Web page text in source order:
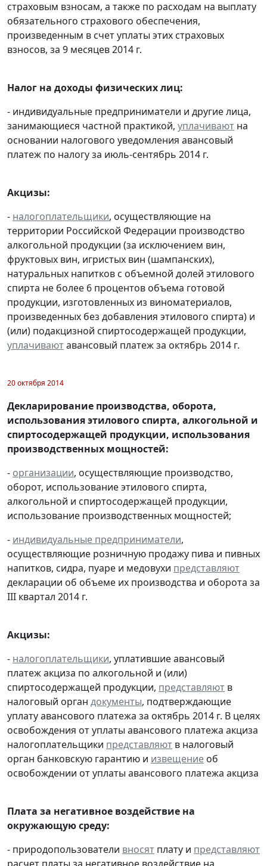
страховым взносам, а также по расходам на выплату
обязательного страхового обеспечения,
произведенным в счет уплаты этих страховых
взносов, за 9 месяцев 2014 г.
Налог на доходы физических лиц:
- индивидуальные предприниматели и другие лица,
занимающиеся частной практикой, уплачивают на
основании налогового уведомления авансовый
платеж по налогу за июль-сентябрь 2014 г.
Акцизы:
- налогоплательщики, осуществляющие на
территории Российской Федерации производство
алкогольной продукции (за исключением вин,
фруктовых вин, игристых вин (шампанских),
натуральных напитков с объемной долей этилового
спирта не более 6 процентов объема готовой
продукции, изготовленных из виноматериалов,
произведенных без добавления этилового спирта) и
(или) подакцизной спиртосодержащей продукции,
уплачиваютавансовый платеж за октябрь 2014 г.
20 октября 2014
Декларирование производства, оборота,
использования этилового спирта, алкогольной и
спиртосодержащей продукции, использования
производственных мощностей:
- организации, осуществляющие производство,
оборот, использование этилового спирта,
алкогольной и спиртосодержащей продукции,
использование производственных мощностей;
- индивидуальные предприниматели,
осуществляющие розничную продажу пива и пивных
напитков, сидра, пуаре и медовухи представляют
декларации об объеме их производства и оборота за
III квартал 2014 г.
Акцизы:
- налогоплательщики, уплатившие авансовый
платеж акциза по алкогольной и (или)
спиртосодержащей продукции, представляют в
налоговый орган документы, подтверждающие
уплату авансового платежа за октябрь 2014 г. В целях
освобождения от уплаты авансового платежа акциза
налогоплательщики представляют в налоговый
орган банковскую гарантию и извещение об
освобождении от уплаты авансового платежа акциза
Плата за негативное воздействие на
окружающую среду:
- природопользователи вносят плату и представляют